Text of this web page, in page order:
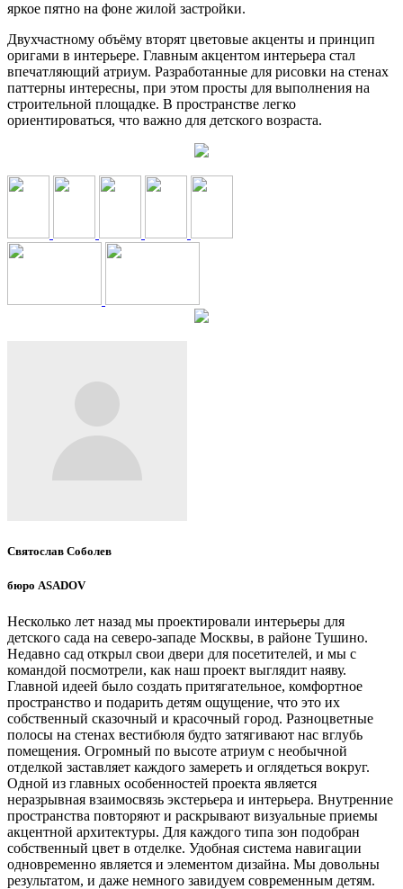
яркое пятно на фоне жилой застройки.
Двухчастному объёму вторят цветовые акценты и принцип
оригами в интерьере. Главным акцентом интерьера стал
впечатляющий атриум. Разработанные для рисовки на стенах
паттерны интересны, при этом просты для выполнения на
строительной площадке. В пространстве легко
ориентироваться, что важно для детского возраста.
Святослав Соболев
бюро ASADOV
Несколько лет назад мы проектировали интерьеры для
детского сада на северо-западе Москвы, в районе Тушино.
Недавно сад открыл свои двери для посетителей, и мы с
командой посмотрели, как наш проект выглядит наяву.
Главной идеей было создать притягательное, комфортное
пространство и подарить детям ощущение, что это их
собственный сказочный и красочный город. Разноцветные
полосы на стенах вестибюля будто затягивают нас вглубь
помещения. Огромный по высоте атриум с необычной
отделкой заставляет каждого замереть и оглядеться вокруг.
Одной из главных особенностей проекта является
неразрывная взаимосвязь экстерьера и интерьера. Внутренние
пространства повторяют и раскрывают визуальные приемы
акцентной архитектуры. Для каждого типа зон подобран
собственный цвет в отделке. Удобная система навигации
одновременно является и элементом дизайна. Мы довольны
результатом, и даже немного завидуем современным детям.